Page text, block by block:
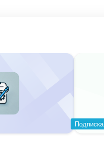
вариант.
Подписка